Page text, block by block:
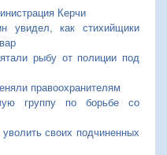
Керчи
увидел, как стихийщики
рыбу от полиции под
правоохранителям
группу по борьбе со
своих подчиненных